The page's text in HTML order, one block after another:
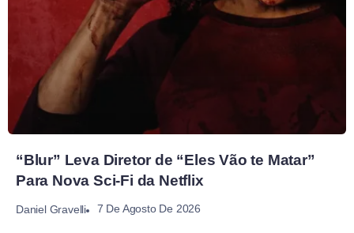
“Blur” Leva Diretor de “Eles Vão te Matar”
Para Nova Sci-Fi da Netflix
Daniel Gravelli 7 De Agosto De 2026